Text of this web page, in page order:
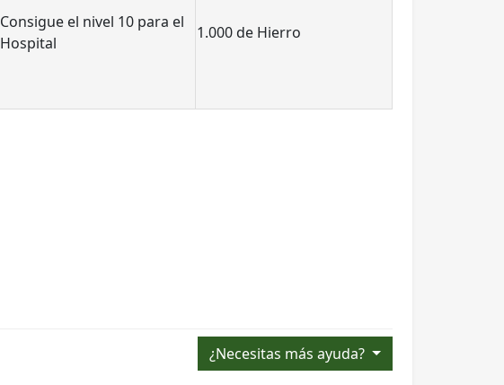
Consigue el nivel 10 para el
Hospital
1.000 de Hierro
¿Necesitas más ayuda?